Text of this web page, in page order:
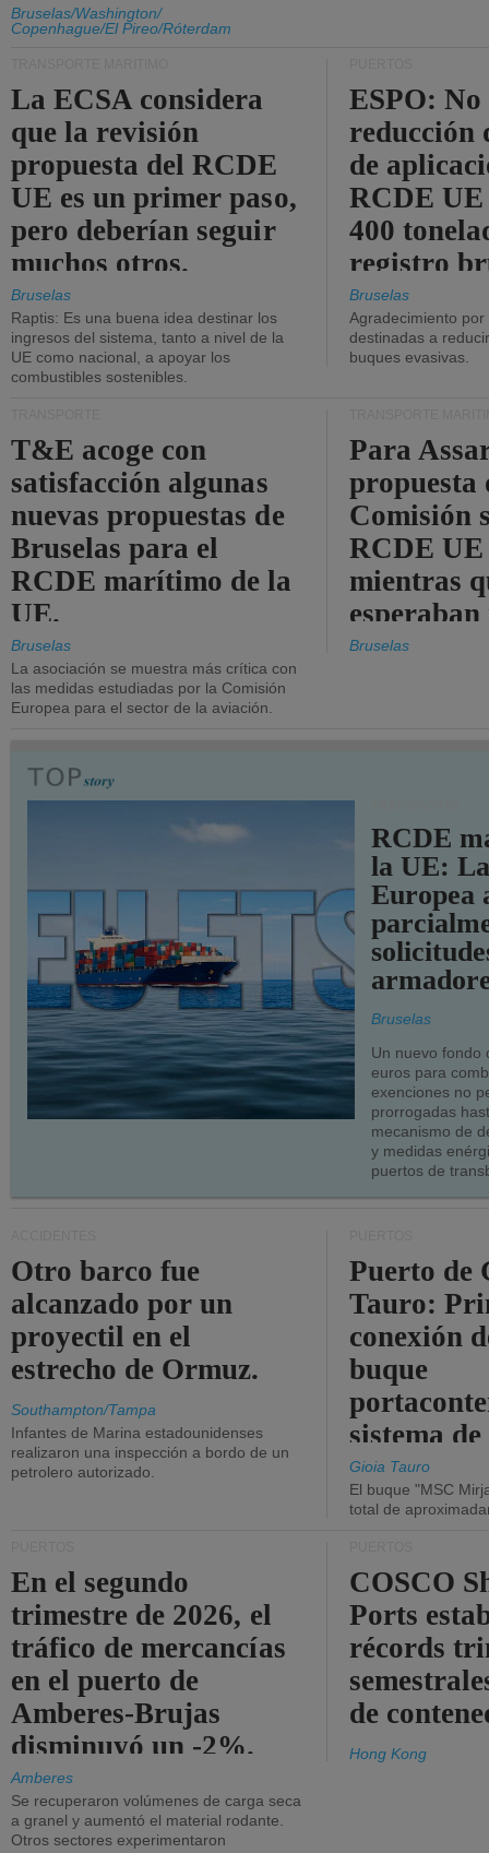
Bruselas/Washington/
Copenhague/El Pireo/Róterdam
La ECSA considera
que la revisión
propuesta del RCDE
UE es un primer paso,
pero deberían seguir
muchos otros.
Bruselas
Raptis: Es una buena idea destinar los
ingresos del sistema, tanto a nivel de la
UE como nacional, a apoyar los
combustibles sostenibles.
ESPO: No
reducción
de
RCDE UE
400
registro
Bruselas
Agradecimiento
destinadas a
buques evasivas.
T&E acoge con
satisfacción algunas
nuevas propuestas de
Bruselas para el
RCDE marítimo de la
UE.
Bruselas
La asociación se muestra más crítica con
las medidas estudiadas por la Comisión
Europea para el sector de la aviación.
Para
propuesta
Comisión
RCDE
mientras
más
Bruselas
RCDE
la UE:
Europea
Bruselas
Un nuevo fondo
euros para
exenciones no
prorrogadas
mecanismo de
y medidas
puertos de
Otro barco fue
alcanzado por un
proyectil en el
estrecho de Ormuz.
Southampton/Tampa
Infantes de Marina estadounidenses
realizaron una inspección a bordo de un
petrolero autorizado.
Puerto de
Tauro:
conexión
buque
sistema
la red
Gioia Tauro
El buque "MSC
total de
En el segundo
trimestre de 2026, el
tráfico de mercancías
en el puerto de
Amberes-Brujas
disminuyó un -2%.
Amberes
Se recuperaron volúmenes de carga seca
a granel y aumentó el material rodante.
Otros sectores experimentaron
COSCO
Ports
récords
de
Hong Kong